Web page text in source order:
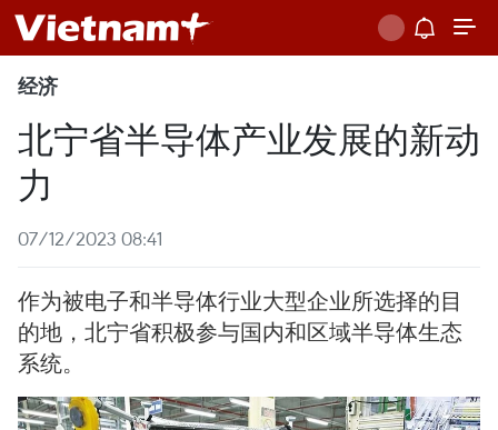
经济
北宁省半导体产业发展的新动
力
07/12/2023 08:41
作为被电子和半导体行业大型企业所选择的目
的地，北宁省积极参与国内和区域半导体生态
系统。